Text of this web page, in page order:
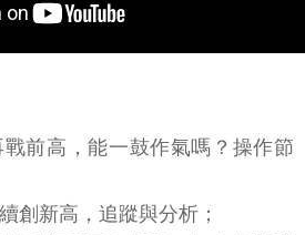
前高，能一鼓作氣嗎？操作節
創新高，追蹤與分析；